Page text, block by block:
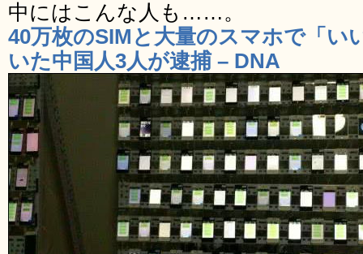
中にはこんな人も……。
40万枚のSIMと大量のスマホで「い
いた中国人3人が逮捕 – DNA